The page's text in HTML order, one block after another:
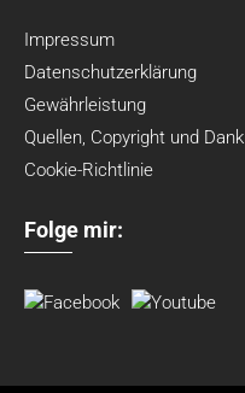
Impressum
Datenschutzerklärung
Gewährleistung
Quellen, Copyright und Dank
Cookie-Richtlinie
Folge mir: